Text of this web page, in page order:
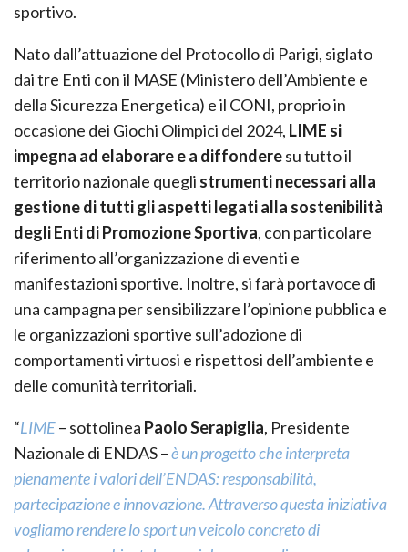
sportivo.
Nato dall’attuazione del Protocollo di Parigi, siglato
dai tre Enti con il MASE (Ministero dell’Ambiente e
della Sicurezza Energetica) e il CONI, proprio in
occasione dei Giochi Olimpici del 2024, LIME si
impegna ad elaborare e a diffonderesu tutto il
territorio nazionale quegli strumenti necessari alla
gestione di tutti gli aspetti legati alla sostenibilità
degli Enti di Promozione Sportiva, con particolare
riferimento all’organizzazione di eventi e
manifestazioni sportive. Inoltre, si farà portavoce di
una campagna per sensibilizzare l’opinione pubblica e
le organizzazioni sportive sull’adozione di
comportamenti virtuosi e rispettosi dell’ambiente e
delle comunità territoriali.
“LIME– sottolinea Paolo Serapiglia, Presidente
Nazionale di ENDAS –è un progetto che interpreta
pienamente i valori dell’ENDAS: responsabilità,
partecipazione e innovazione. Attraverso questa iniziativa
vogliamo rendere lo sport un veicolo concreto di